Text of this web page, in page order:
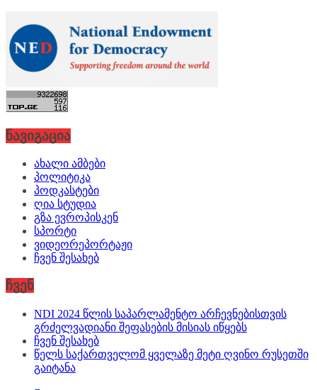
ნავიგაცია
ახალი ამბები
პოლიტიკა
პოდკასტები
ღია სტუდია
გზა ევროპისკენ
სპორტი
ვიდეორეპორტაჟი
ჩვენ შესახებ
ჩვენ
NDI 2024 წლის საპარლამენტო არჩევნებისთვის
გრძელვადიანი შეფასების მისიას იწყებს
ჩვენ შესახებ
წელს საქართველომ ყველაზე მეტი ღვინო რუსეთში
გაიტანა